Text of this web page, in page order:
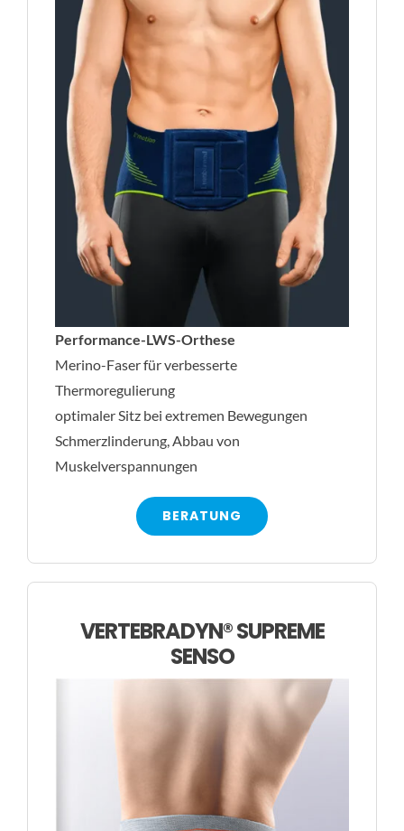
Performance-LWS-Orthese
Merino-Faser für verbesserte
Thermoregulierung
optimaler Sitz bei extremen Bewegungen
Schmerzlinderung, Abbau von
Muskelverspannungen
BERATUNG
VERTEBRADYN® SUPREME
SENSO